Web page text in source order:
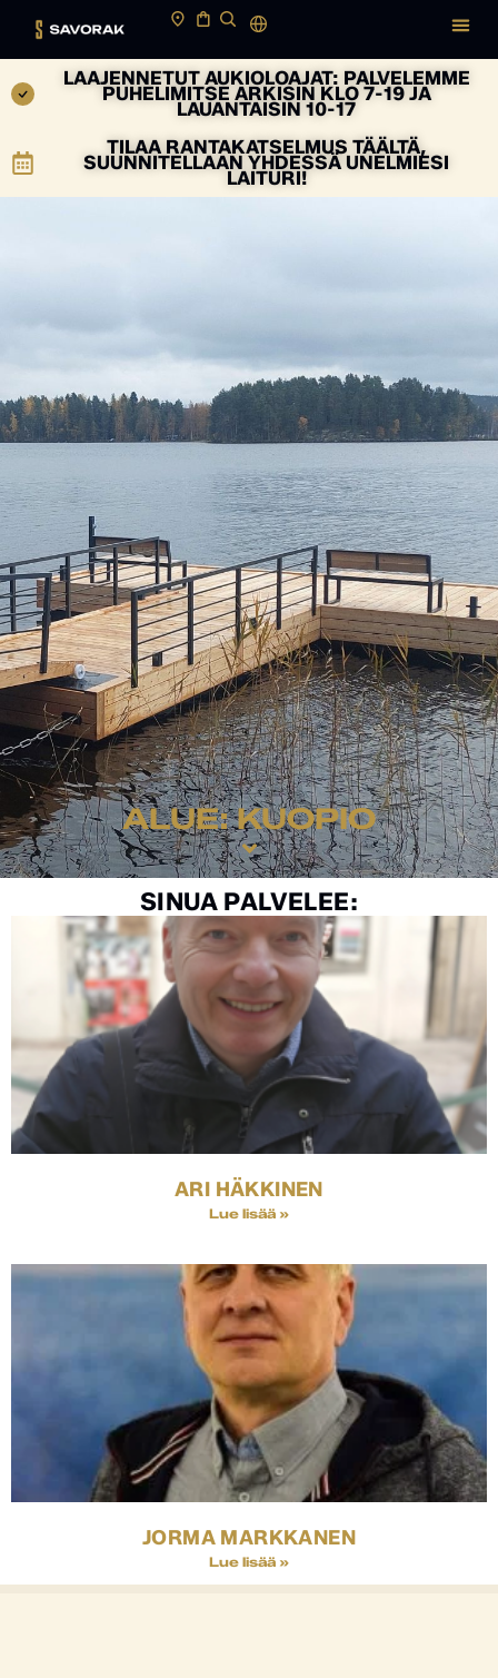
LAAJENNETUT AUKIOLOAJAT: PALVELEMME
PUHELIMITSE ARKISIN KLO 7-19 JA
LAUANTAISIN 10-17
TILAA RANTAKATSELMUS TÄÄLTÄ,
SUUNNITELLAAN YHDESSÄ UNELMIESI
LAITURI!
ALUE: KUOPIO
SINUA PALVELEE:
ARI HÄKKINEN
Lue lisää »
JORMA MARKKANEN
Lue lisää »